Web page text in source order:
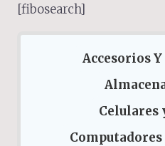
[fibosearch]
Accesorios
Celulares
Computadores